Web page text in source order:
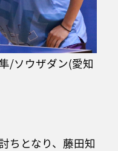
/ソウザダン(愛知
ちとなり、藤田知